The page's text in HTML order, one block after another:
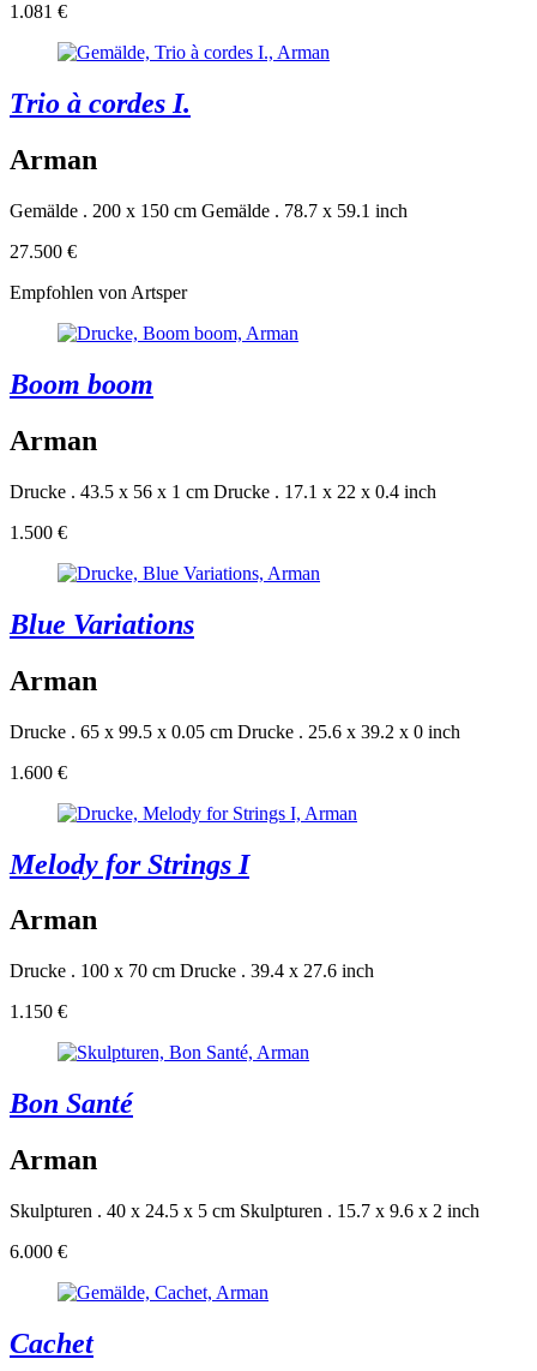
1.081 €
Trio à cordes I.
Arman
Gemälde . 200 x 150 cm Gemälde . 78.7 x 59.1 inch
27.500 €
Empfohlen von Artsper
Boom boom
Arman
Drucke . 43.5 x 56 x 1 cm Drucke . 17.1 x 22 x 0.4 inch
1.500 €
Blue Variations
Arman
Drucke . 65 x 99.5 x 0.05 cm Drucke . 25.6 x 39.2 x 0 inch
1.600 €
Melody for Strings I
Arman
Drucke . 100 x 70 cm Drucke . 39.4 x 27.6 inch
1.150 €
Bon Santé
Arman
Skulpturen . 40 x 24.5 x 5 cm Skulpturen . 15.7 x 9.6 x 2 inch
6.000 €
Cachet